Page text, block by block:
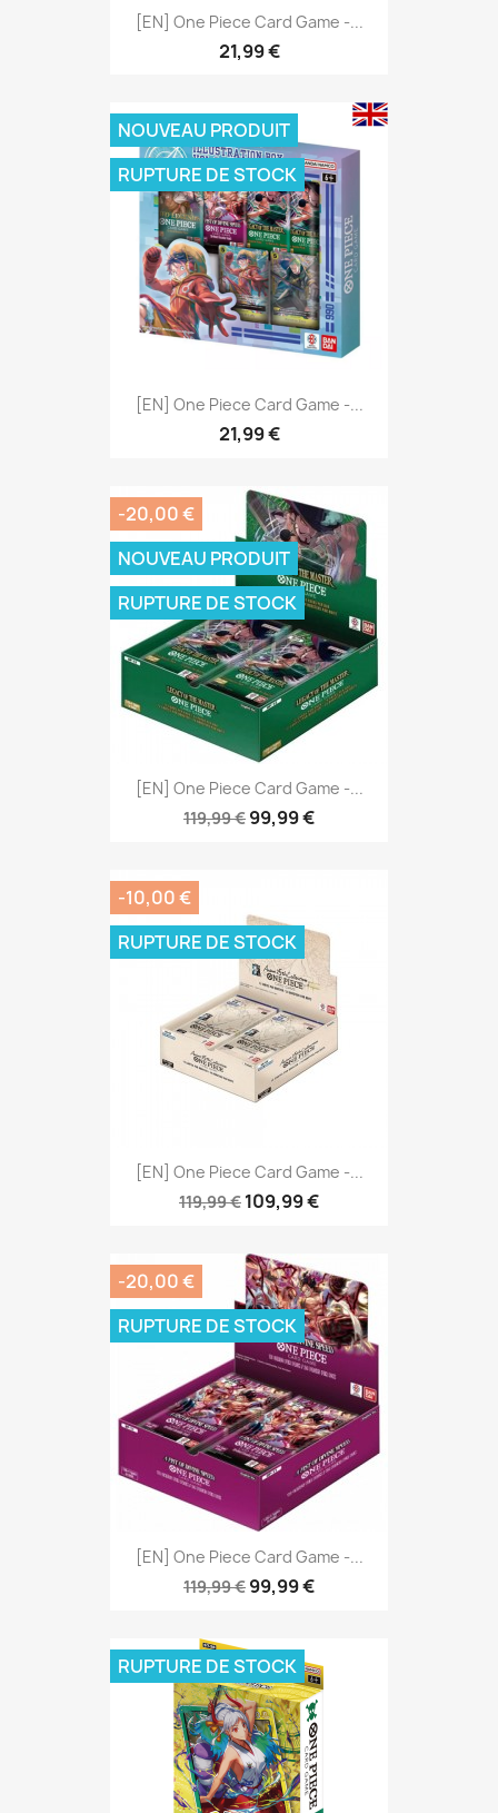
[EN] One Piece Card Game -...
21,99 €
[EN] One Piece Card Game -...
21,99 €
NOUVEAU PRODUIT
RUPTURE DE STOCK
[EN] One Piece Card Game -...
119,99 € 99,99 €
-20,00 €
NOUVEAU PRODUIT
RUPTURE DE STOCK
[EN] One Piece Card Game -...
119,99 € 109,99 €
-10,00 €
RUPTURE DE STOCK
[EN] One Piece Card Game -...
119,99 € 99,99 €
-20,00 €
RUPTURE DE STOCK
RUPTURE DE STOCK